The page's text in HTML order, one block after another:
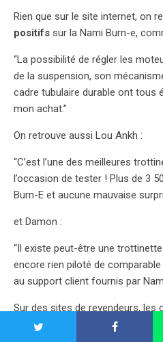
Rien que sur le site internet, on
positifs sur la Nami Burn-e,
“La possibilité de régler les
de la suspension, son
cadre tubulaire durable ont tous
mon achat.”
On retrouve aussi Lou Ankh :
“C’est l’une des meilleures
l’occasion de tester ! Plus de 3
Burn-E et aucune mauvaise
et Damon :
“Il existe peut-être une trottinette
encore rien piloté de comparable
au support client fournis par
Sur des sites de revendeurs, les
également très bons. On